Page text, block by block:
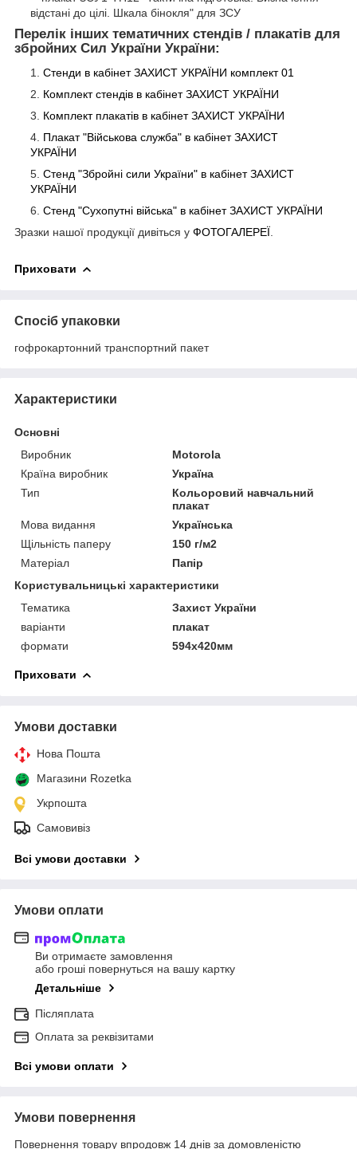
відстані до цілі. Шкала бінокля" для ЗСУ
Перелік інших тематичних стендів / плакатів для
збройних Сил України України:
Стенди в кабінет ЗАХИСТ УКРАЇНИ комплект 01
Комплект стендів в кабінет ЗАХИСТ УКРАЇНИ
Комплект плакатів в кабінет ЗАХИСТ УКРАЇНИ
Плакат "Військова служба" в кабінет ЗАХИСТ
УКРАЇНИ
Стенд "Збройні сили України" в кабінет ЗАХИСТ
УКРАЇНИ
Стенд "Сухопутні війська" в кабінет ЗАХИСТ УКРАЇНИ
Зразки нашої продукції дивіться у ФОТОГАЛЕРЕЇ
Приховати
Спосіб упаковки
гофрокартонний транспортний пакет
Характеристики
Основні
Виробник
Motorola
Країна виробник
Україна
Тип
Кольоровий навчальний
плакат
Мова видання
Українська
Щільність паперу
150 г/м2
Матеріал
Папір
Користувальницькі характеристики
Тематика
Захист України
варіанти
плакат
формати
594х420мм
Приховати
Умови доставки
Нова Пошта
Магазини Rozetka
Укрпошта
Самовивіз
Всі умови доставки
Умови оплати
Ви отримаєте замовлення
або гроші повернуться на вашу картку
Детальніше
Післяплата
Оплата за реквізитами
Всі умови оплати
Умови повернення
Повернення товару впродовж 14 днів за домовленістю